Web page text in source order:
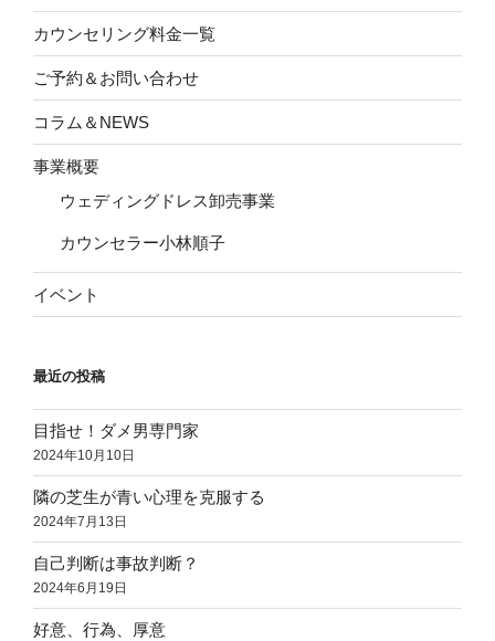
カウンセリング料金一覧
ご予約＆お問い合わせ
コラム＆NEWS
事業概要
ウェディングドレス卸売事業
カウンセラー小林順子
イベント
最近の投稿
目指せ！ダメ男専門家
2024年10月10日
隣の芝生が青い心理を克服する
2024年7月13日
自己判断は事故判断？
2024年6月19日
好意、行為、厚意